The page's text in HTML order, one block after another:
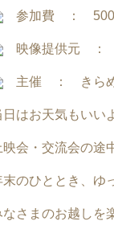
参加費 ： 500
映像提供元 ：
主催 ： きら
日はお天気もいい
映会・交流会の
末のひととき、ゆ
なさまのお越しを